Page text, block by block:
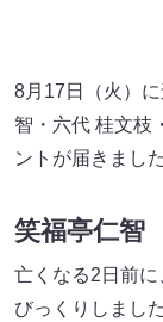
8月17日（火）
智・六代 桂文枝
ントが届きました
笑福亭仁智
亡くなる2日前に
びっくりしました